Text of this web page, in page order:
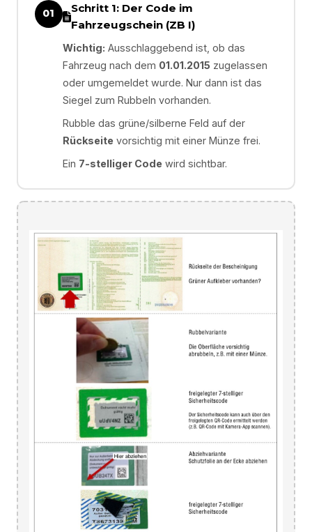
01
Schritt 1: Der Code im
Fahrzeugschein (ZB I)
Wichtig: Ausschlaggebend ist, ob das
Fahrzeug nach dem 01.01.2015 zugelassen
oder umgemeldet wurde. Nur dann ist das
Siegel zum Rubbeln vorhanden.
Rubble das grüne/silberne Feld auf der
Rückseite vorsichtig mit einer Münze frei.
Ein 7-stelliger Code wird sichtbar.